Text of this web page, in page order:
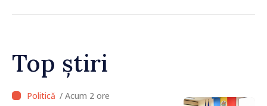
Top știri
/ Acum 2 ore